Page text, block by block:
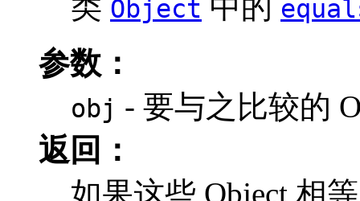
类 Object 中的
参数：
obj - 要与之比较的
返回：
如果这些 Object 相